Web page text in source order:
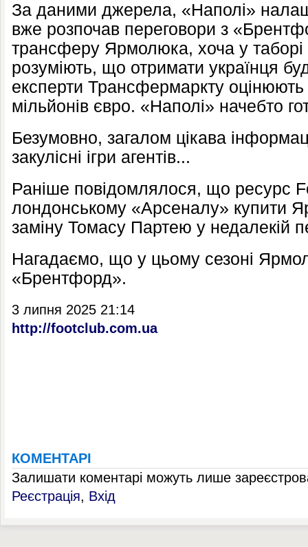
За даними джерела, «Наполі»
вже розпочав переговори з
трансферу Ярмолюка, хоча у таборі
розуміють, що отримати українця
експерти Трансфермаркту
мільйонів євро. «Наполі» начебто
Безумовно, загалом цікава
закулісні ігри агентів...
Раніше повідомлялося, що ресурс
лондонському «Арсеналу» купити
заміну Томасу Партею у недалекій
Нагадаємо, що у цьому сезоні
«Брентфорд».
3 липня 2025 21:14
http://footclub.com.ua
КОМЕНТАРІ
Залишати коментарі можуть лише
Реєстрація, Вхід